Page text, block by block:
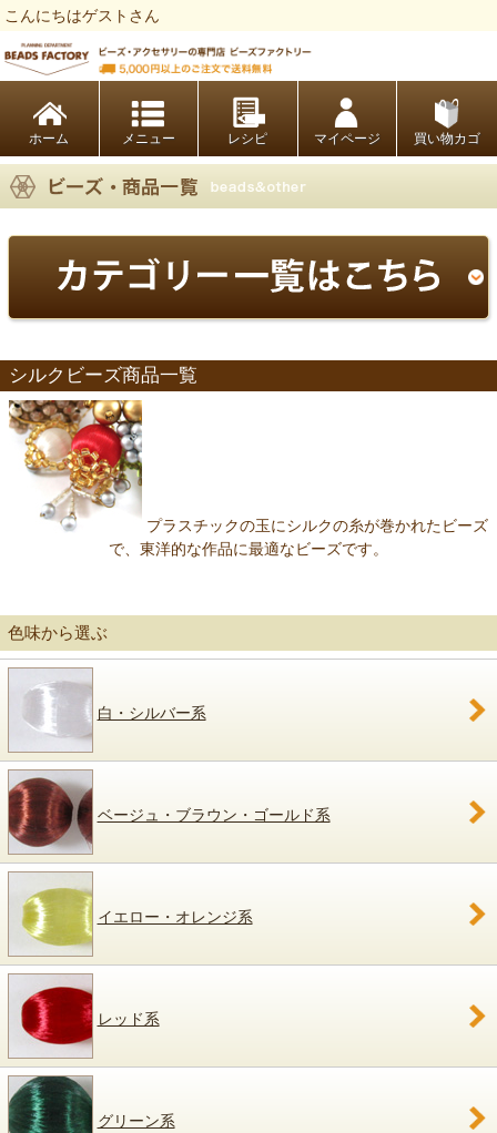
こんにちはゲストさん
ホーム レシピ マイページ 買い物カゴ
シルクビーズ商品一覧
プラスチックの玉にシルクの糸が巻かれたビーズ
で、東洋的な作品に最適なビーズです。
色味から選ぶ
白・シルバー系
ベージュ・ブラウン・ゴールド系
イエロー・オレンジ系
レッド系
グリーン系